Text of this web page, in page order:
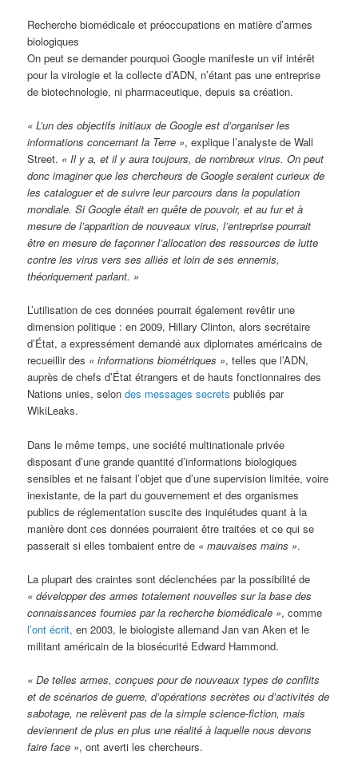
Recherche biomédicale et préoccupations en matière d’armes
biologiques
On peut se demander pourquoi Google manifeste un vif intérêt
pour la virologie et la collecte d’ADN, n’étant pas une entreprise
de biotechnologie, ni pharmaceutique, depuis sa création.
« L’un des objectifs initiaux de Google est d’organiser les
informations concernant la Terre », explique l’analyste de Wall
Street. « Il y a, et il y aura toujours, de nombreux virus. On peut
donc imaginer que les chercheurs de Google seraient curieux de
les cataloguer et de suivre leur parcours dans la population
mondiale. Si Google était en quête de pouvoir, et au fur et à
mesure de l’apparition de nouveaux virus, l’entreprise pourrait
être en mesure de façonner l’allocation des ressources de lutte
contre les virus vers ses alliés et loin de ses ennemis,
théoriquement parlant. »
L’utilisation de ces données pourrait également revêtir une
dimension politique : en 2009, Hillary Clinton, alors secrétaire
d’État, a expressément demandé aux diplomates américains de
recueillir des « informations biométriques », telles que l’ADN,
auprès de chefs d’État étrangers et de hauts fonctionnaires des
Nations unies, selondes messages secrets publiés par
WikiLeaks.
Dans le même temps, une société multinationale privée
disposant d’une grande quantité d’informations biologiques
sensibles et ne faisant l’objet que d’une supervision limitée, voire
inexistante, de la part du gouvernement et des organismes
publics de réglementation suscite des inquiétudes quant à la
manière dont ces données pourraient être traitées et ce qui se
passerait si elles tombaient entre de « mauvaises mains ».
La plupart des craintes sont déclenchées par la possibilité de
« développer des armes totalement nouvelles sur la base des
connaissances fournies par la recherche biomédicale », comme
l’ont écrit, en 2003, le biologiste allemand Jan van Aken et le
militant américain de la biosécurité Edward Hammond.
« De telles armes, conçues pour de nouveaux types de conflits
et de scénarios de guerre, d’opérations secrètes ou d’activités de
sabotage, ne relèvent pas de la simple science-fiction, mais
deviennent de plus en plus une réalité à laquelle nous devons
faire face », ont averti les chercheurs.